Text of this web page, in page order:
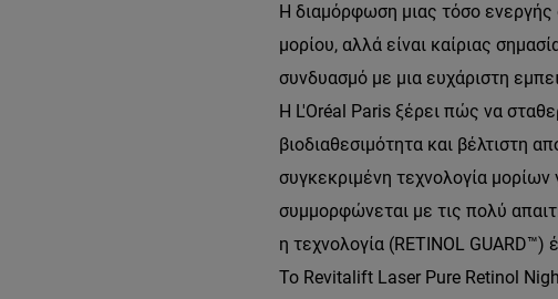
Η διαμόρφωση μιας τόσο ενεργής
μορίου, αλλά είναι καίριας
συνδυασμό με μια ευχάριστη
Η L'Oréal Paris ξέρει πώς να
βιοδιαθεσιμότητα και βέλτιστη
συγκεκριμένη τεχνολογία
συμμορφώνεται με τις πολύ
η τεχνολογία (RETINOL GUARD™)
Το Revitalift Laser Pure Retinol